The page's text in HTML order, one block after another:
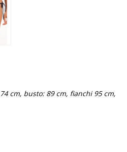
cm, busto: 89 cm, fianchi 95 cm,